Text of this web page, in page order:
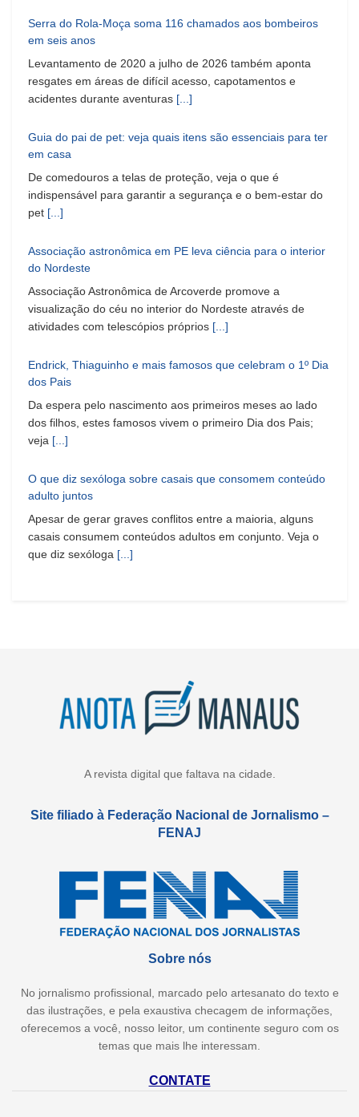
Serra do Rola-Moça soma 116 chamados aos bombeiros
em seis anos
Levantamento de 2020 a julho de 2026 também aponta
resgates em áreas de difícil acesso, capotamentos e
acidentes durante aventuras [...]
Guia do pai de pet: veja quais itens são essenciais para ter
em casa
De comedouros a telas de proteção, veja o que é
indispensável para garantir a segurança e o bem-estar do
pet [...]
Associação astronômica em PE leva ciência para o interior
do Nordeste
Associação Astronômica de Arcoverde promove a
visualização do céu no interior do Nordeste através de
atividades com telescópios próprios [...]
Endrick, Thiaguinho e mais famosos que celebram o 1º Dia
dos Pais
Da espera pelo nascimento aos primeiros meses ao lado
dos filhos, estes famosos vivem o primeiro Dia dos Pais;
veja [...]
O que diz sexóloga sobre casais que consomem conteúdo
adulto juntos
Apesar de gerar graves conflitos entre a maioria, alguns
casais consumem conteúdos adultos em conjunto. Veja o
que diz sexóloga [...]
A revista digital que faltava na cidade.
Site filiado à Federação Nacional de Jornalismo –
FENAJ
Sobre nós
No jornalismo profissional, marcado pelo artesanato do texto e
das ilustrações, e pela exaustiva checagem de informações,
oferecemos a você, nosso leitor, um continente seguro com os
temas que mais lhe interessam.
CONTATE